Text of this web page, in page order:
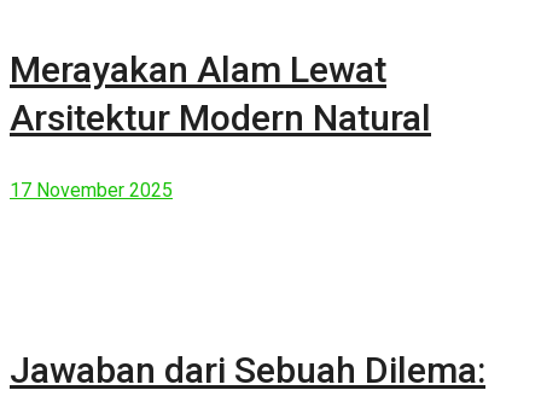
Merayakan Alam Lewat
Arsitektur Modern Natural
17 November 2025
Jawaban dari Sebuah Dilema: